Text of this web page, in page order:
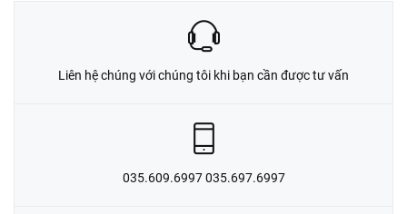
Liên hệ chúng với chúng tôi khi bạn cần được tư vấn
035.609.6997 035.697.6997